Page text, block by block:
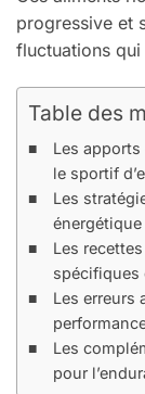
progressive et
fluctuations
Table des
Les
le sportif
Les
Les
spécifiques
Les erreurs
Les
pour